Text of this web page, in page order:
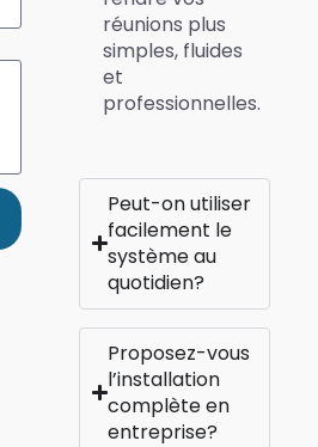
réunions plus
simples, fluides
et
professionnelles.
Peut-on utiliser
facilement le
système au
quotidien?
Proposez-vous
l’installation
complète en
entreprise?